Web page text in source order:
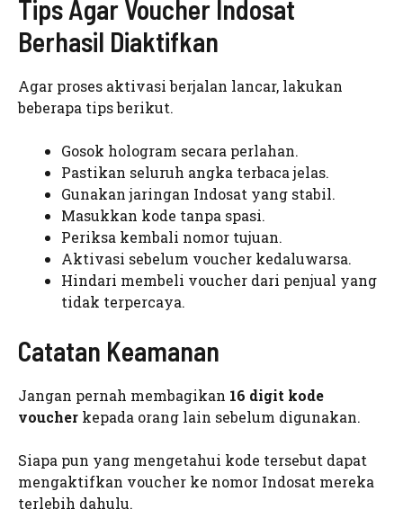
Tips Agar Voucher Indosat
Berhasil Diaktifkan
Agar proses aktivasi berjalan lancar, lakukan
beberapa tips berikut.
Gosok hologram secara perlahan.
Pastikan seluruh angka terbaca jelas.
Gunakan jaringan Indosat yang stabil.
Masukkan kode tanpa spasi.
Periksa kembali nomor tujuan.
Aktivasi sebelum voucher kedaluwarsa.
Hindari membeli voucher dari penjual yang
tidak terpercaya.
Catatan Keamanan
Jangan pernah membagikan 16 digit kode
voucher kepada orang lain sebelum digunakan.
Siapa pun yang mengetahui kode tersebut dapat
mengaktifkan voucher ke nomor Indosat mereka
terlebih dahulu.